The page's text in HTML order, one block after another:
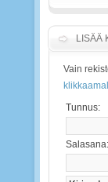
LISÄÄ
Vain
Tunnus:
Salasana: